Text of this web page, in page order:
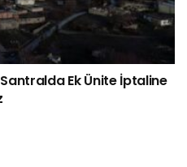
Ek Ünite İptaline